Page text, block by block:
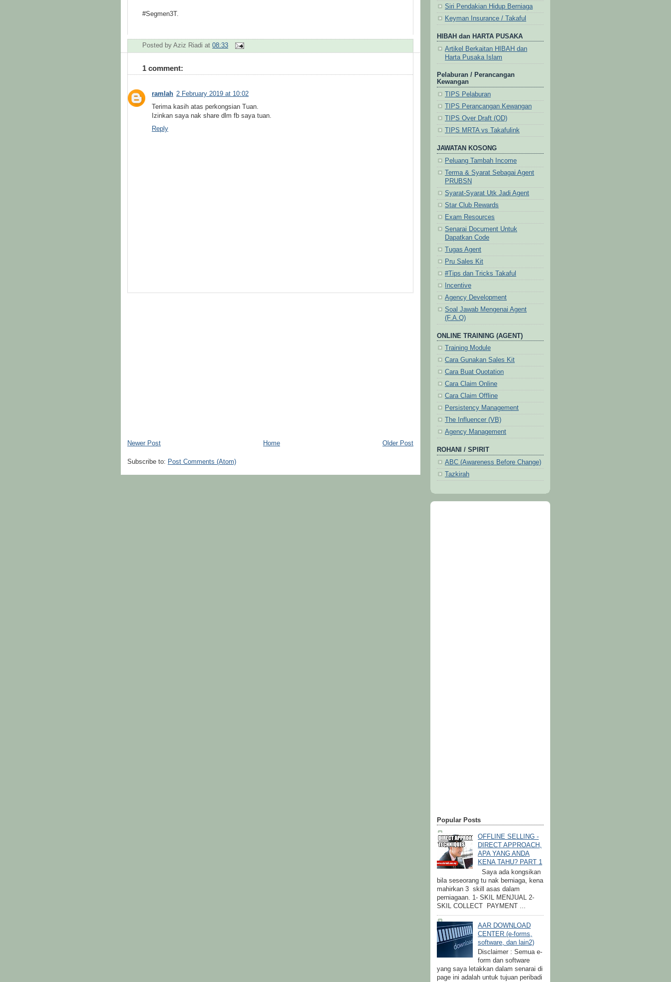
#Segmen3T.
Posted by Aziz Riadi at 08:33
1 comment:
ramlah 2 February 2019 at 10:02
Terima kasih atas perkongsian Tuan.
Izinkan saya nak share dlm fb saya tuan.
Reply
Newer Post Older Post
Home
Subscribe to: Post Comments (Atom)
Siri Pendakian Hidup Berniaga
Keyman Insurance / Takaful
HIBAH dan HARTA PUSAKA
Artikel Berkaitan HIBAH dan
Harta Pusaka Islam
Pelaburan / Perancangan
Kewangan
TIPS Pelaburan
TIPS Perancangan Kewangan
TIPS Over Draft (OD)
TIPS MRTA vs Takafulink
JAWATAN KOSONG
Peluang Tambah Income
Terma & Syarat Sebagai Agent
PRUBSN
Syarat-Syarat Utk Jadi Agent
Star Club Rewards
Exam Resources
Senarai Document Untuk
Dapatkan Code
Tugas Agent
Pru Sales Kit
#Tips dan Tricks Takaful
Incentive
Agency Development
Soal Jawab Mengenai Agent
(F.A.Q)
ONLINE TRAINING (AGENT)
Training Module
Cara Gunakan Sales Kit
Cara Buat Quotation
Cara Claim Online
Cara Claim Offline
Persistency Management
The Influencer (VB)
Agency Management
ROHANI / SPIRIT
ABC (Awareness Before Change)
Tazkirah
Popular Posts
OFFLINE SELLING -
DIRECT APPROACH,
APA YANG ANDA
KENA TAHU? PART 1
Saya ada kongsikan
bila seseorang tu nak berniaga, kena
mahirkan 3 skill asas dalam
perniagaan. 1- SKIL MENJUAL 2-
SKIL COLLECT PAYMENT ...
AAR DOWNLOAD
CENTER (e-forms,
software, dan lain2)
Disclaimer : Semua e-
form dan software
yang saya letakkan dalam senarai di
page ini adalah untuk tujuan peribadi